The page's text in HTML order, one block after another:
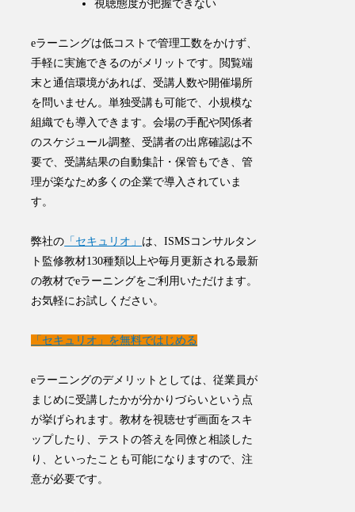
視聴態度が把握できない
eラーニングは低コストで管理工数をかけず、
手軽に実施できるのがメリットです。閲覧端
末と通信環境があれば、受講人数や開催場所
を問いません。単独受講も可能で、小規模な
組織でも導入できます。会場の手配や関係者
のスケジュール調整、受講者の出席確認は不
要で、受講結果の自動集計・保管もでき、管
理が楽なため多くの企業で導入されていま
す。
弊社の 「セキュリオ」 は、ISMSコンサルタン
ト監修教材130種類以上や毎月更新される最新
の教材でeラーニングをご利用いただけます。
お気軽にお試しください。
「セキュリオ」を無料ではじめる
eラーニングのデメリットとしては、従業員が
まじめに受講したかが分かりづらいという点
が挙げられます。教材を視聴せず画面をスキ
ップしたり、テストの答えを同僚と相談した
り、といったことも可能になりますので、注
意が必要です。